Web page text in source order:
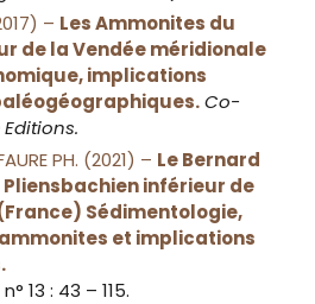
– Les Ammonites du
de la Vendée méridionale
implications
Co-
PH. (2021) – Le Bernard
inférieur de
Sédimentologie,
et implications
n° 13 : 43 – 115.